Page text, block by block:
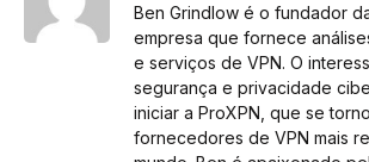
Ben Grindlow é o fundador
empresa que fornece
e serviços de VPN. O
segurança e privacidade
iniciar a ProXPN, que se
fornecedores de VPN mais